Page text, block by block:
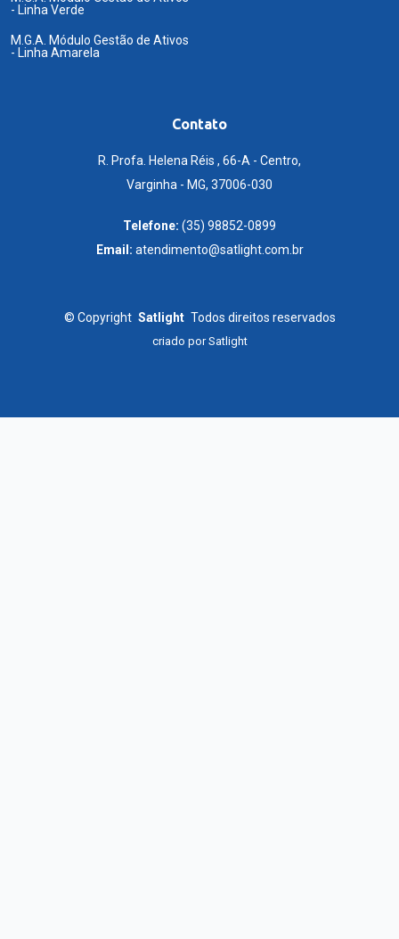
- Linha Verde
M.G.A. Módulo Gestão de Ativos
- Linha Amarela
Contato
R. Profa. Helena Réis , 66-A - Centro,
Varginha - MG, 37006-030
Telefone: (35) 98852-0899
Email: atendimento@satlight.com.br
© Copyright Satlight Todos direitos reservados
criado porSatlight